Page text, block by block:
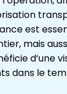
est
mais
d’une
dans le